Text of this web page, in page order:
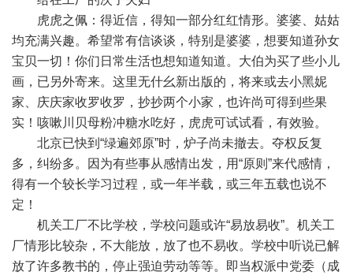
虎虎之佩：得近信，得知一部分红红情形。婆婆、姑姑
均充满兴趣。希望常有信谈谈，特别是婆婆，想要知道孙女
宝贝一切！你们日常生活也想知道知道。大伯为买了些小儿
画，已另外寄来。这里无什幺新出版的，将来或去小黑妮
家、庆庆家收罗收罗，抄抄两个小家，也许尚可得到些果
实！咳嗽川贝母粉冲糖水吃好，虎虎可试试看，有效验。
北京已快到“绿遍郊原”时，炉子尚未撤去。夺权反复
多，纠纷多。因为有些事从感情出发，用“原则”来代感情，
得有一个较长学习过程，或一年半载，或三年五载也说不
定！
机关工厂不比学校，学校问题或许“易放易收”。机关工
厂情形比较杂，不大能放，放了也不易收。学校中听说已解
放了许多教书的，停止强迫劳动等等。即当权派中党委（成